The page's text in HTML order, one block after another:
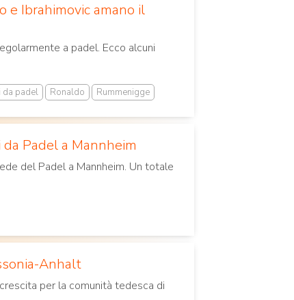
e Ibrahimovic amano il
a padel. Ecco alcuni
da padel Ronaldo Rummenigge
Padel a Mannheim
del Padel a Mannheim. Un totale
Anhalt
per la comunità tedesca di